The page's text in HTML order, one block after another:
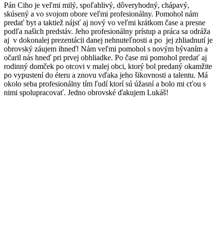
Pán Ciho je veľmi milý, spoľahlivý, dôveryhodný, chápavý,
skúsený a vo svojom obore veľmi profesionálny. Pomohol nám
predať byt a taktiež nájsť aj nový vo veľmi krátkom čase a presne
podľa našich predstáv. Jeho profesionálny prístup a práca sa odráža
aj v dokonalej prezentácii danej nehnuteľnosti a po jej zhliadnutí je
obrovský záujem ihneď! Nám veľmi pomohol s novým bývaním a
očaril nás hneď pri prvej obhliadke. Po čase mi pomohol predať aj
rodinný domček po otcovi v malej obci, ktorý bol predaný okamžite
po vypustení do éteru a znovu vďaka jeho šikovnosti a talentu. Má
okolo seba profesionálny tím ľudí ktorí sú úžasní a bolo mi cťou s
nimi spolupracovať. Jedno obrovské ďakujem Lukáš!